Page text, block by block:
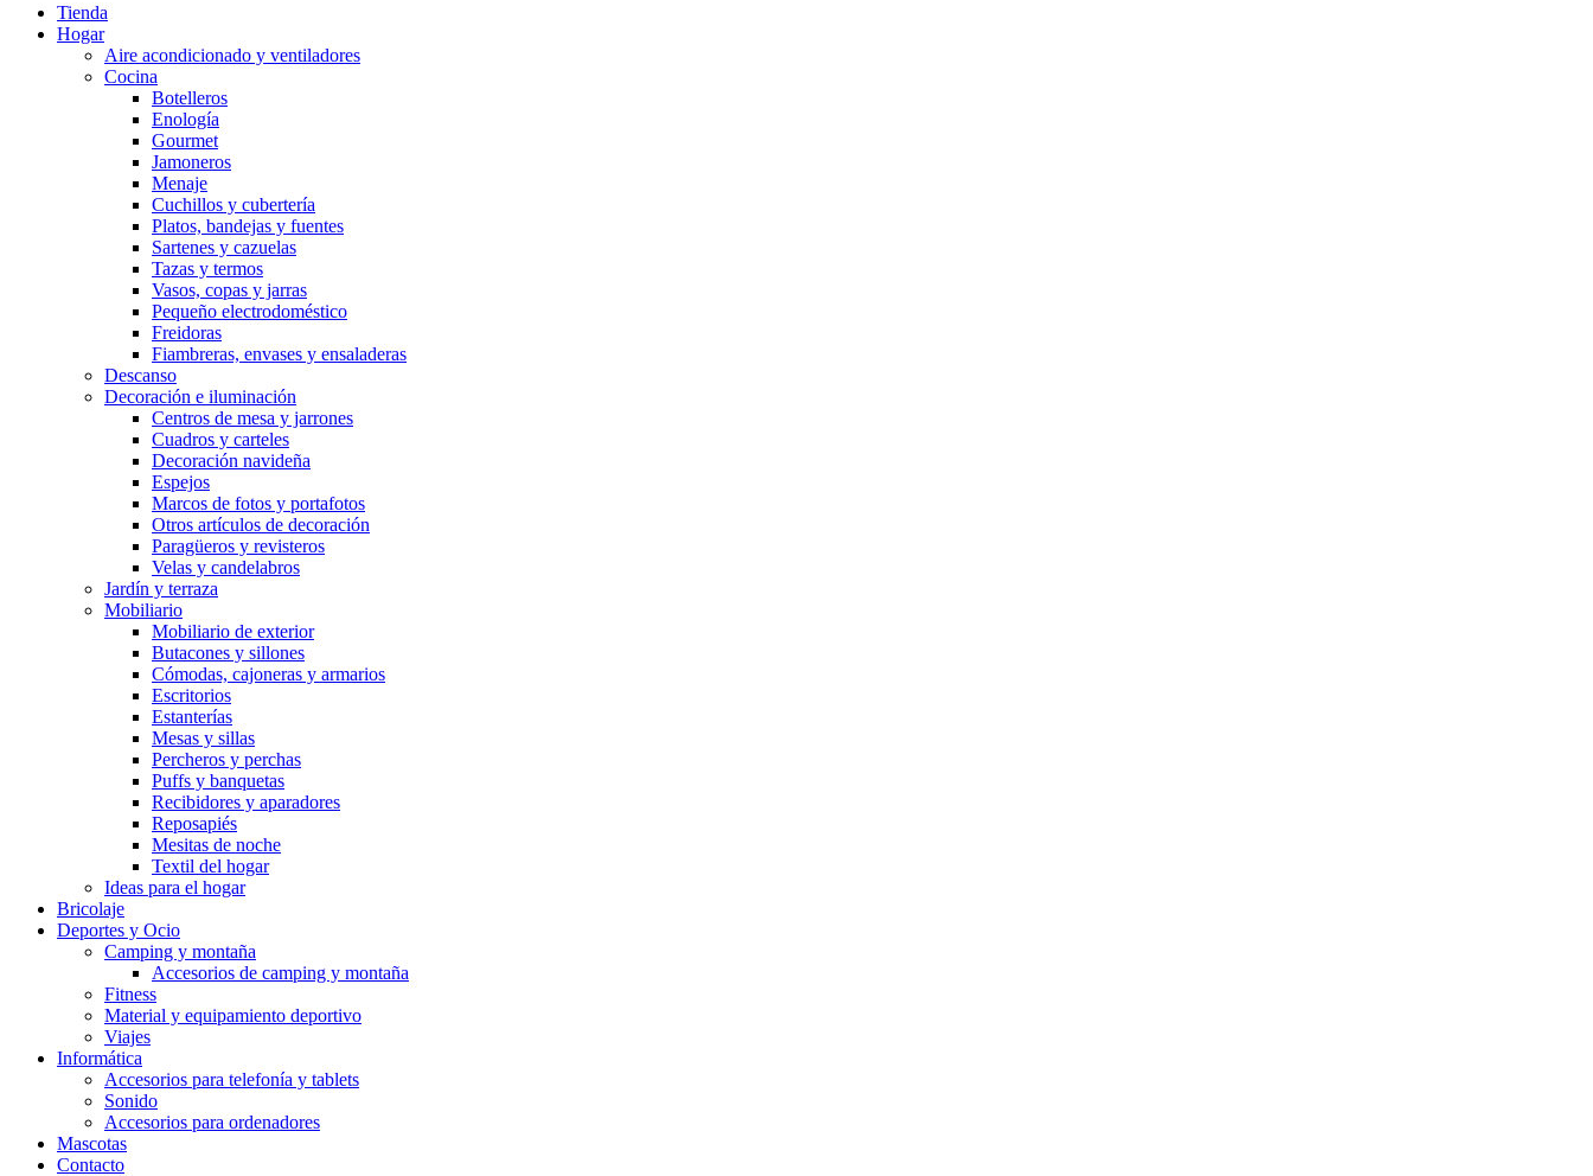
Tienda
Hogar
Aire acondicionado y ventiladores
Cocina
Botelleros
Enología
Gourmet
Jamoneros
Menaje
Cuchillos y cubertería
Platos, bandejas y fuentes
Sartenes y cazuelas
Tazas y termos
Vasos, copas y jarras
Pequeño electrodoméstico
Freidoras
Fiambreras, envases y ensaladeras
Descanso
Decoración e iluminación
Centros de mesa y jarrones
Cuadros y carteles
Decoración navideña
Espejos
Marcos de fotos y portafotos
Otros artículos de decoración
Paragüeros y revisteros
Velas y candelabros
Jardín y terraza
Mobiliario
Mobiliario de exterior
Butacones y sillones
Cómodas, cajoneras y armarios
Escritorios
Estanterías
Mesas y sillas
Percheros y perchas
Puffs y banquetas
Recibidores y aparadores
Reposapiés
Mesitas de noche
Textil del hogar
Ideas para el hogar
Bricolaje
Deportes y Ocio
Camping y montaña
Accesorios de camping y montaña
Fitness
Material y equipamiento deportivo
Viajes
Informática
Accesorios para telefonía y tablets
Sonido
Accesorios para ordenadores
Mascotas
Contacto